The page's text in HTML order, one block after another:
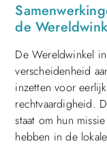
de
De Wereldwinkel
verscheidenheid
inzetten voor
rechtvaardigheid.
staat om hun
hebben in de